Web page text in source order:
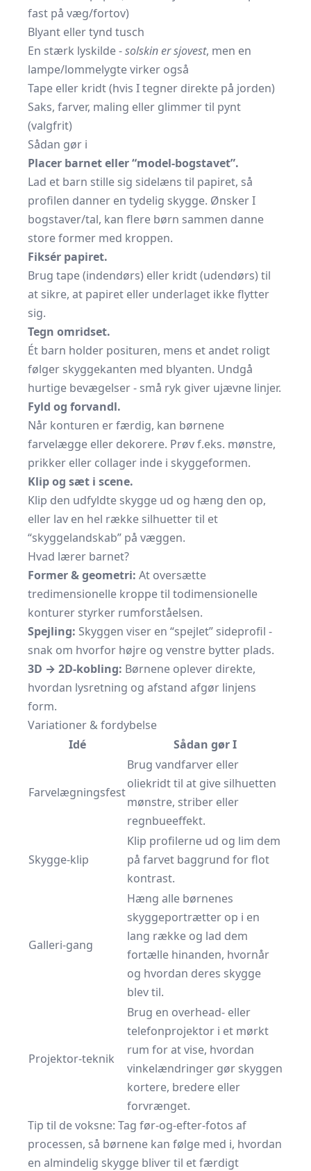
fast på væg/fortov)
Blyant eller tynd tusch
En stærk lyskilde -solskin er sjovest, men en
lampe/lommelygte virker også
Tape eller kridt (hvis I tegner direkte på jorden)
Saks, farver, maling eller glimmer til pynt
(valgfrit)
Sådan gør i
Placer barnet eller “model-bogstavet”.
Lad et barn stille sig sidelæns til papiret, så
profilen danner en tydelig skygge. Ønsker I
bogstaver/tal, kan flere børn sammen danne
store former med kroppen.
Fiksér papiret.
Brug tape (indendørs) eller kridt (udendørs) til
at sikre, at papiret eller underlaget ikke flytter
sig.
Tegn omridset.
Ét barn holder posituren, mens et andet roligt
følger skyggekanten med blyanten. Undgå
hurtige bevægelser - små ryk giver ujævne linjer.
Fyld og forvandl.
Når konturen er færdig, kan børnene
farvelægge eller dekorere. Prøv f.eks. mønstre,
prikker eller collager inde i skyggeformen.
Klip og sæt i scene.
Klip den udfyldte skygge ud og hæng den op,
eller lav en hel række silhuetter til et
“skyggelandskab” på væggen.
Hvad lærer barnet?
Former & geometri: At oversætte
tredimensionelle kroppe til todimensionelle
konturer styrker rumforståelsen.
Spejling: Skyggen viser en “spejlet” sideprofil -
snak om hvorfor højre og venstre bytter plads.
3D → 2D-kobling: Børnene oplever direkte,
hvordan lysretning og afstand afgør linjens
form.
Variationer & fordybelse
Idé
Sådan gør I
Farvelægningsfest
Brug vandfarver eller
oliekridt til at give silhuetten
mønstre, striber eller
regnbueeffekt.
Skygge-klip
Klip profilerne ud og lim dem
på farvet baggrund for flot
kontrast.
Galleri-gang
Hæng alle børnenes
skyggeportrætter op i en
lang række og lad dem
fortælle hinanden, hvornår
og hvordan deres skygge
blev til.
Projektor-teknik
Brug en overhead- eller
telefonprojektor i et mørkt
rum for at vise, hvordan
vinkelændringer gør skyggen
kortere, bredere eller
forvrænget.
Tip til de voksne: Tag før-og-efter-fotos af
processen, så børnene kan følge med i, hvordan
en almindelig skygge bliver til et færdigt